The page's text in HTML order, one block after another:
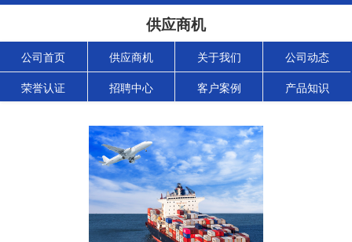
供应商机
公司首页 供应商机 关于我们 公司动态
荣誉认证 招聘中心 客户案例 产品知识